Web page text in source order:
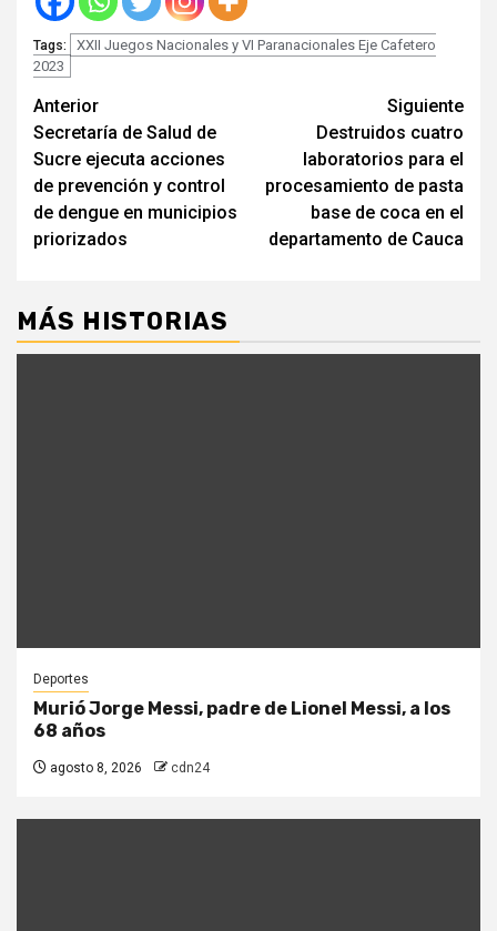
Tags:
XXII Juegos Nacionales y VI Paranacionales Eje Cafetero
2023
Seguir
leyendo
Anterior
Secretaría de Salud de
Sucre ejecuta acciones
de prevención y control
de dengue en municipios
priorizados
Siguiente
Destruidos cuatro
laboratorios para el
procesamiento de pasta
base de coca en el
departamento de Cauca
MÁS HISTORIAS
Deportes
Murió Jorge Messi, padre de Lionel Messi, a los
68 años
agosto 8, 2026 cdn24